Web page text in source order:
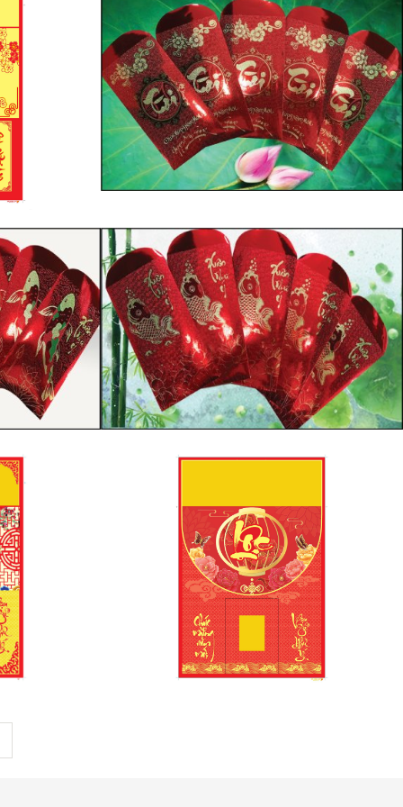
2022 BAO LÌ XÌ CHỮ TÀI
BAO LÌ XÌ CÁ CHÉP
PHÔNG LỊCH TÂN SỬU
2021_MS3